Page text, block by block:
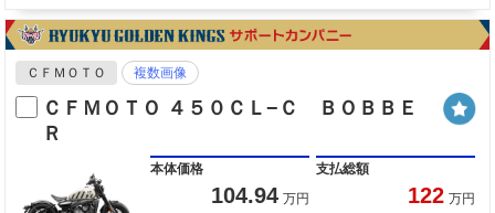
ＣＦＭＯＴＯ 複数画像
ＣＦＭＯＴＯ ４５０ＣＬ−Ｃ ＢＯＢＢＥ
Ｒ
本体価格
104.94 万円
支払総額
122 万円